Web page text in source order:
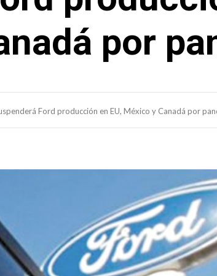
por
Ford producción en EU, México y Canadá por